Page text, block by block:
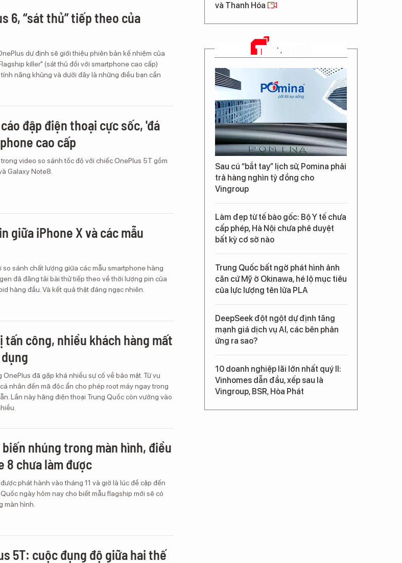
6, “sát thủ” tiếp theo của
dự định sẽ giới thiệu phiên bản kế nhiệm của
killer" (sát thủ đối với smartphone cao cấp)
năng khủng và dưới đây là những điều bạn cần
đập điện thoại cực sốc, 'đá
cao cấp
video so sánh tốc độ với chiếc OnePlus 5T gồm
Galaxy Note8.
giữa iPhone X và các mẫu
sánh chất lượng giữa các mẫu smartphone hàng
đã đăng tải bài thử tiếp theo về thời lượng pin của
hàng đầu. Và kết quả thật đáng ngạc nhiên.
tấn công, nhiều khách hàng mất
đã gặp khá nhiều sự cố về bảo mật. Từ vụ
nhân đến mã độc ẩn cho phép root máy ngay trong
Lần này hãng điện thoại Trung Quốc còn vướng vào
biến nhúng trong màn hình, điều
8 chưa làm được
phát hành vào tháng 11 và giờ là lúc đề cập đến
ngày hôm nay cho biết mẫu flagship mới sẽ có
màn hình.
5T: cuộc đụng độ giữa hai thế
và Thanh Hóa
TRANG CHỦ
Sau cú “bắt tay” lịch sử, Pomina phải
trả hàng nghìn tỷ đồng cho
Vingroup
Làm đẹp từ tế bào gốc: Bộ Y tế chưa
cấp phép, Hà Nội chưa phê duyệt
bất kỳ cơ sở nào
Trung Quốc bất ngờ phát hình ảnh
căn cứ Mỹ ở Okinawa, hé lộ mục tiêu
của lực lượng tên lửa PLA
DeepSeek đột ngột dự định tăng
mạnh giá dịch vụ AI, các bên phản
ứng ra sao?
10 doanh nghiệp lãi lớn nhất quý II:
Vinhomes dẫn đầu, xếp sau là
Vingroup, BSR, Hòa Phát